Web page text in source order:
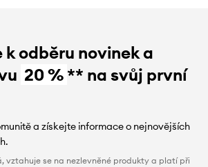
k odběru novinek a
20 %** na svůj první
a získejte informace o nejnovějších
vztahuje se na nezlevněné produkty a platí při